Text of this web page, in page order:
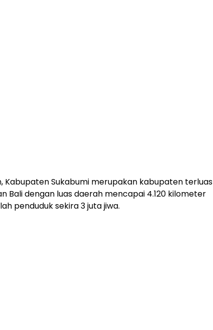
Kabupaten Sukabumi merupakan kabupaten terluas
Bali dengan luas daerah mencapai 4.120 kilometer
penduduk sekira 3 juta jiwa.